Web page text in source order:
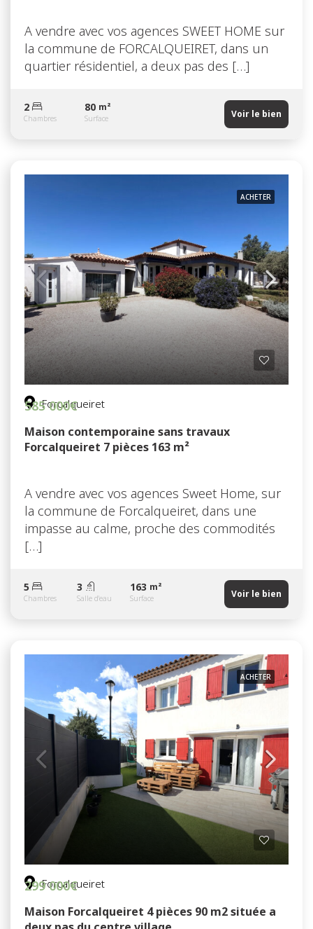
A vendre avec vos agences SWEET HOME sur
la commune de FORCALQUEIRET, dans un
quartier résidentiel, a deux pas des […]
2
Chambres
80 m²
Surface Voir le bien
ACHETER
Forcalqueiret
585 000€
Maison contemporaine sans travaux
Forcalqueiret 7 pièces 163 m²
A vendre avec vos agences Sweet Home, sur
la commune de Forcalqueiret, dans une
impasse au calme, proche des commodités
[…]
5
Chambres
3
Salle d'eau
163 m²
Surface Voir le bien
ACHETER
Forcalqueiret
299 000€
Maison Forcalqueiret 4 pièces 90 m2 située a